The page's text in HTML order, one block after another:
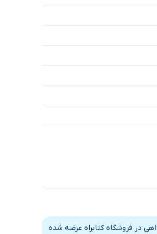
در فروشگاه کتابراه عرضه شده